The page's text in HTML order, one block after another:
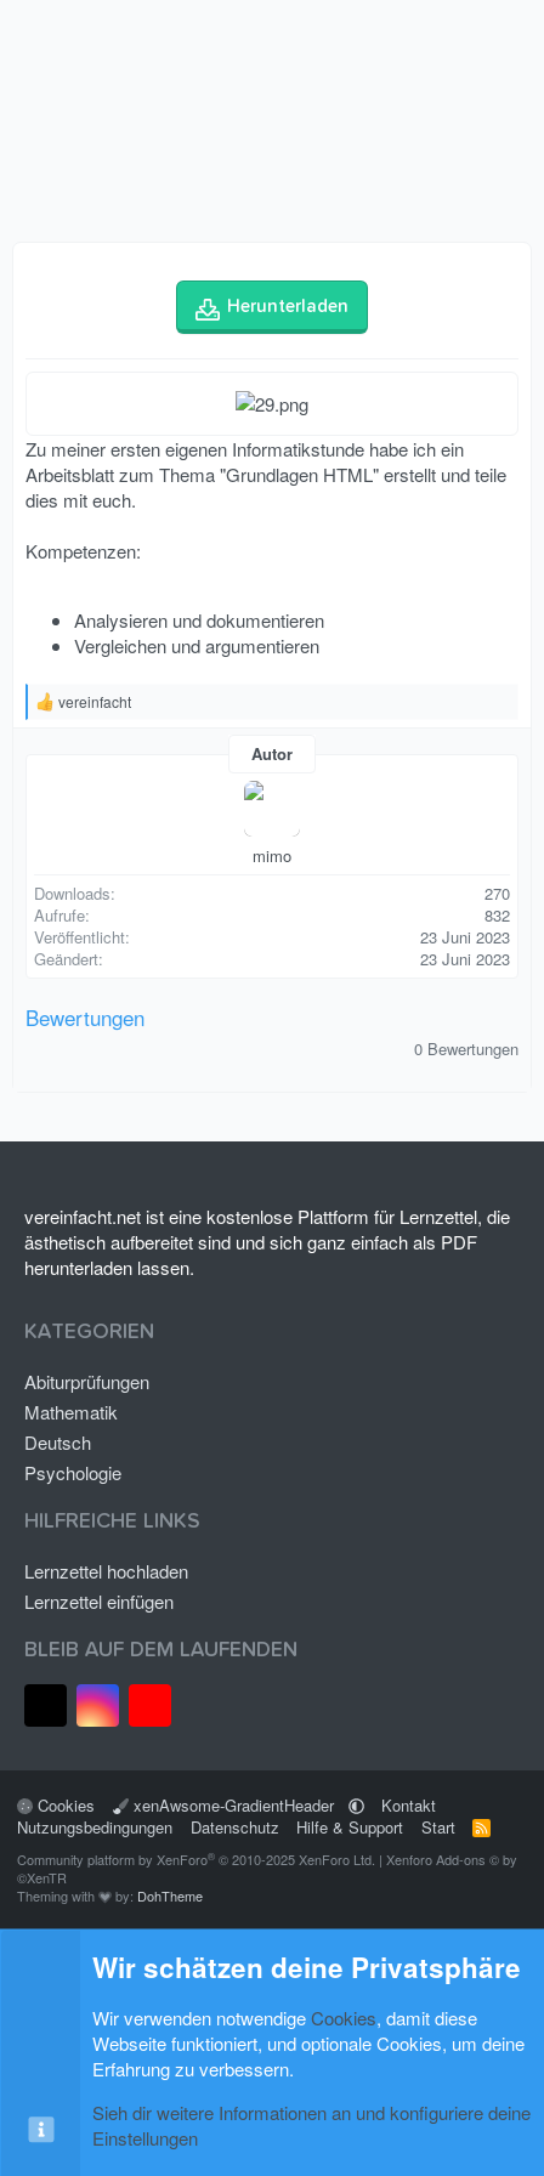
Herunterladen
Zu meiner ersten eigenen Informatikstunde habe ich ein
Arbeitsblatt zum Thema "Grundlagen HTML" erstellt und teile
dies mit euch.
Kompetenzen:
Analysieren und dokumentieren
Vergleichen und argumentieren
R
n
:
vereinfacht
Autor
mimo
Downloads
270
Aufrufe
832
Veröffentlicht
23 Juni 2023
Geändert
23 Juni 2023
Bewertungen
t
(
e
)
0 Bewertungen
vereinfacht.net ist eine kostenlose Plattform für Lernzettel, die
ästhetisch aufbereitet sind und sich ganz einfach als PDF
herunterladen lassen.
KATEGORIEN
Abiturprüfungen
Mathematik
Deutsch
Psychologie
HILFREICHE LINKS
Lernzettel hochladen
Lernzettel einfügen
BLEIB AUF DEM LAUFENDEN
Cookies xenAwsome-GradientHeader
Kontakt
Nutzungsbedingungen
Datenschutz Hilfe & Support Start
R
S
S
Community platform by XenForo® © 2010-2025 XenForo Ltd. | Xenforo Add-ons © by
©XenTR
Theming with
by: DohTheme
Wir schätzen deine Privatsphäre
Wir verwenden notwendigeCookies, damit diese
Webseite funktioniert, und optionale Cookies, um deine
Erfahrung zu verbessern.
Sieh dir weitere Informationen an und konfiguriere deine
Einstellungen